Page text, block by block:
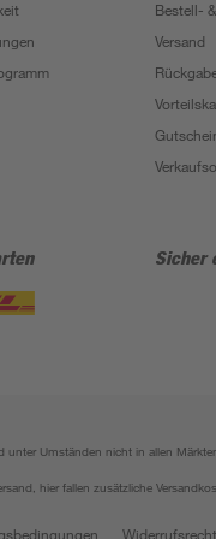
Bestell-
Versand
Sicher
Umständen nicht in allen
hier fallen zusätzliche
Widerrufsrecht